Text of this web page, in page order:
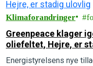
Klimaforandringer
Greenpeace klager
oliefeltet, Hejre, er
Energistyrelsens nye